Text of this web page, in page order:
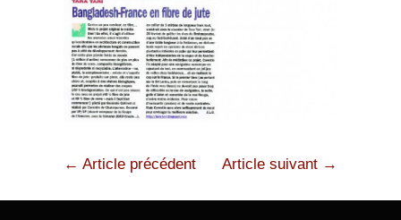
← Article précédent Article suivant →